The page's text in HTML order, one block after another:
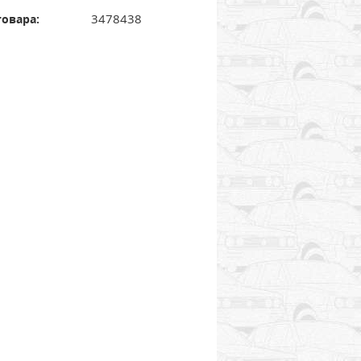
3478438